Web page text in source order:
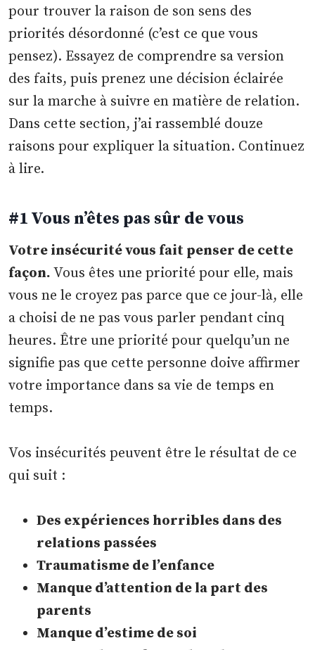
pour trouver la raison de son sens des
priorités désordonné (c’est ce que vous
pensez). Essayez de comprendre sa version
des faits, puis prenez une décision éclairée
sur la marche à suivre en matière de relation.
Dans cette section, j’ai rassemblé douze
raisons pour expliquer la situation. Continuez
à lire.
#1 Vous n’êtes pas sûr de vous
Votre insécurité vous fait penser de cette
façon. Vous êtes une priorité pour elle, mais
vous ne le croyez pas parce que ce jour-là, elle
a choisi de ne pas vous parler pendant cinq
heures. Être une priorité pour quelqu’un ne
signifie pas que cette personne doive affirmer
votre importance dans sa vie de temps en
temps.
Vos insécurités peuvent être le résultat de ce
qui suit :
Des expériences horribles dans des
relations passées
Traumatisme de l’enfance
Manque d’attention de la part des
parents
Manque d’estime de soi